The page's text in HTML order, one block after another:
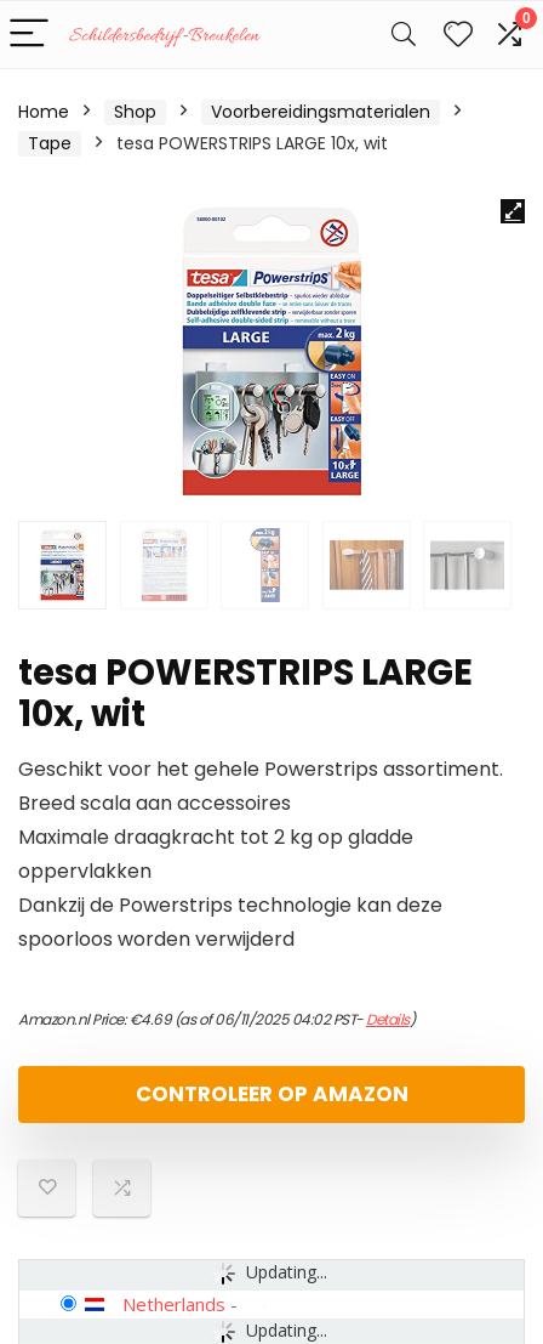
0
Home Shop
Voorbereidingsmaterialen
Tape
tesa POWERSTRIPS LARGE 10x, wit
tesa POWERSTRIPS LARGE
10x, wit
Geschikt voor het gehele Powerstrips assortiment.
Breed scala aan accessoires
Maximale draagkracht tot 2 kg op gladde
oppervlakken
Dankzij de Powerstrips technologie kan deze
spoorloos worden verwijderd
Amazon.nl Price:€4.69(as of 06/11/2025 04:02 PST-Details)
CONTROLEER OP AMAZON
Updating...
Updating...
Netherlands -